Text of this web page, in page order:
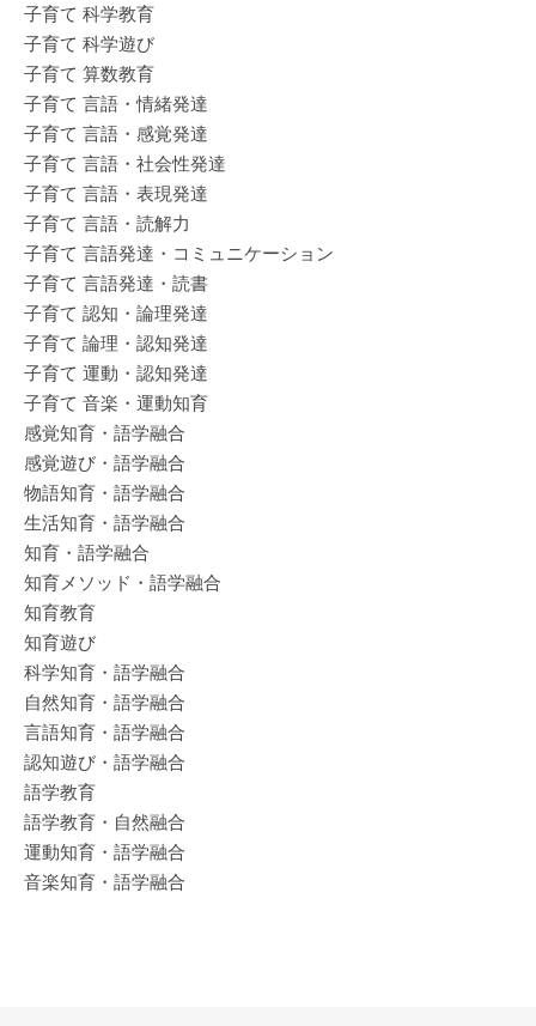
子育て 科学教育
子育て 科学遊び
子育て 算数教育
子育て 言語・情緒発達
子育て 言語・感覚発達
子育て 言語・社会性発達
子育て 言語・表現発達
子育て 言語・読解力
子育て 言語発達・コミュニケーション
子育て 言語発達・読書
子育て 認知・論理発達
子育て 論理・認知発達
子育て 運動・認知発達
子育て 音楽・運動知育
感覚知育・語学融合
感覚遊び・語学融合
物語知育・語学融合
生活知育・語学融合
知育・語学融合
知育メソッド・語学融合
知育教育
知育遊び
科学知育・語学融合
自然知育・語学融合
言語知育・語学融合
認知遊び・語学融合
語学教育
語学教育・自然融合
運動知育・語学融合
音楽知育・語学融合